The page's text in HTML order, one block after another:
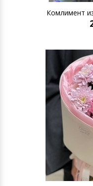
Комлимент